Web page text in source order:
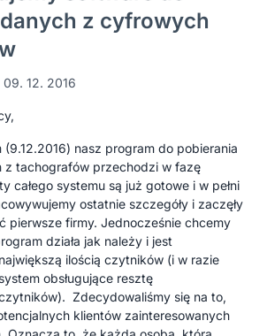
z cyfrowych
09. 12. 2016
nasz program do pobierania
z tachografów przechodzi w fazę
całego systemu są już gotowe i w pełni
ostatnie szczegóły i zaczęły
pierwsze firmy. Jednocześnie chcemy
działa jak należy i jest
ilością czytników (i w razie
obsługujące resztę
Zdecydowaliśmy się na to,
klientów zainteresowanych